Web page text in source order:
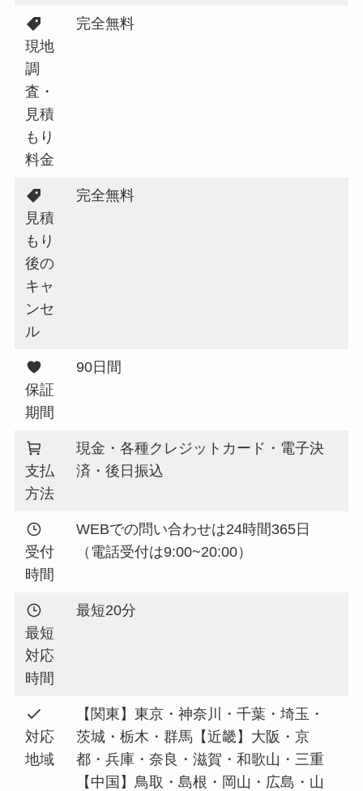
現地
調
査・
見積
もり
料金
完全無料
見積
もり
後の
キャ
ンセ
ル
完全無料
保証
期間
90日間
支払
方法
現金・各種クレジットカード・電子決
済・後日振込
受付
時間
WEBでの問い合わせは24時間365日
（電話受付は9:00~20:00）
最短
対応
時間
最短20分
対応
地域
【関東】東京・神奈川・千葉・埼玉・
茨城・栃木・群馬【近畿】大阪・京
都・兵庫・奈良・滋賀・和歌山・三重
【中国】鳥取・島根・岡山・広島・山